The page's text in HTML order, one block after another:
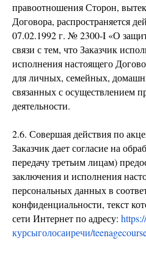
правоотношения Сторон,
Договора, распространяется
07.02.1992 г. № 2300-I «О
связи с тем, что Заказчик
исполнения настоящего
для личных, семейных,
связанных с осуществлением
деятельности.
2.6. Совершая действия по
Заказчик дает согласие на
передачу третьим лицам)
заключения и исполнения
персональных данных в
конфиденциальности, текст
сети Интернет по адресу: https://
курсыголосаиречи/